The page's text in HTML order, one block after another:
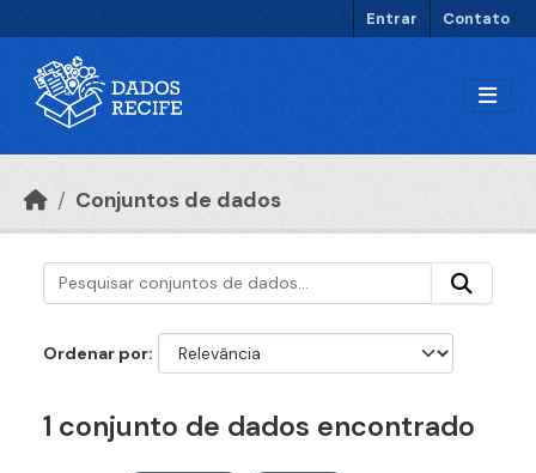
Entrar Contato
Conjuntos de dados
Ordenar por
1 conjunto de dados encontrado